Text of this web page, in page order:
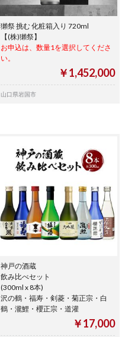
獺祭 挑む 化粧箱入り 720ml
【(株)獺祭】
お申込は、数量1を選択してくださ
い。
￥1,452,000
山口県岩国市
神戸の酒蔵
飲み比べセット
(300ml x 8本)
沢の鶴・福寿・剣菱・菊正宗・白
鶴・瀧鯉・櫻正宗・道灌
￥17,000